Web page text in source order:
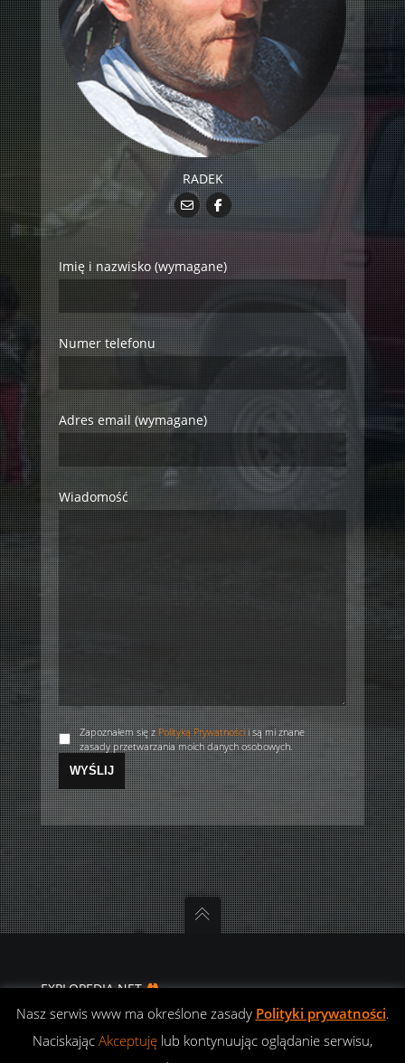
RADEK
Imię i nazwisko (wymagane)
Numer telefonu
Adres email (wymagane)
Wiadomość
Zapoznałem się zPolityką Prywatnościi są mi znane
zasady przetwarzania moich danych osobowych.
EXPLOPEDIA.NET
DIFFERENT ROADS
PRYWATNOŚCI
Nasz serwis www ma określone zasady Polityki prywatności.
Naciskając Akceptuję lub kontynuując oglądanie serwisu,